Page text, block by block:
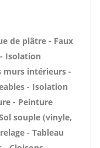
de plâtre - Faux
Isolation
murs intérieurs -
- Isolation
- Peinture
souple (vinyle,
- Tableau